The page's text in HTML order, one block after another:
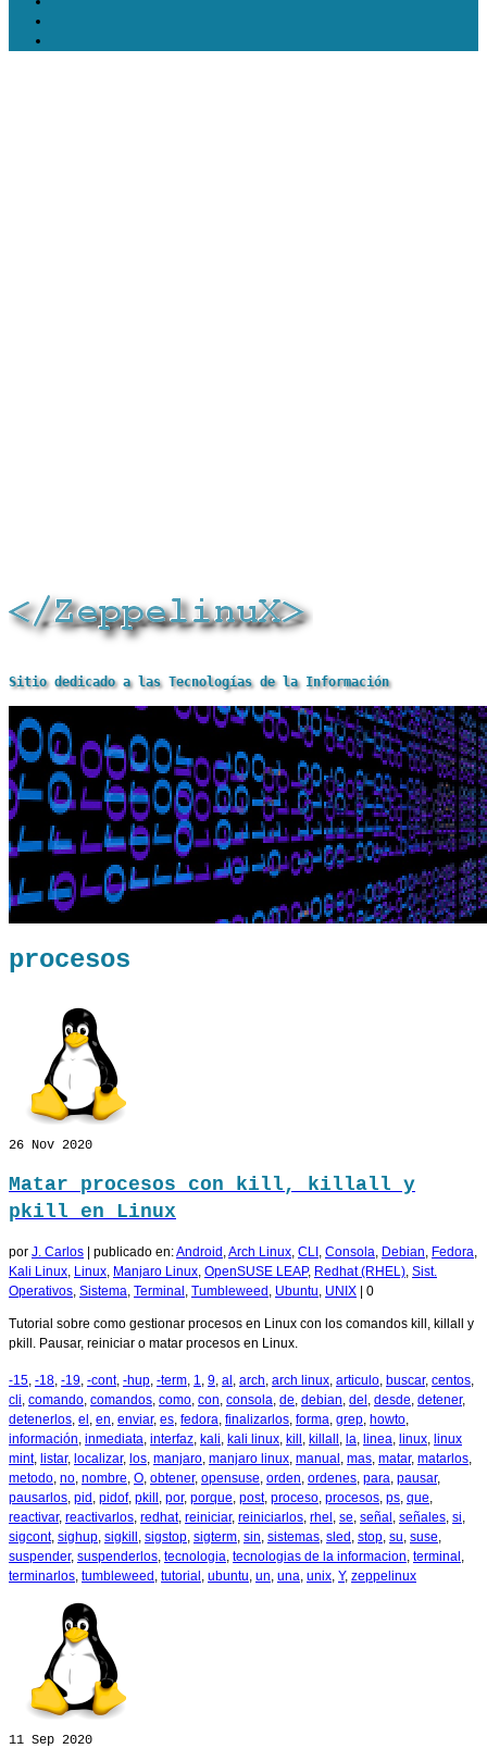
Sitio dedicado a las Tecnologías de la Información
procesos
26 Nov 2020
Matar procesos con kill, killall y
pkill en Linux
por J. Carlos publicado en:Android ,Arch Linux, CLI , Consola, Debian, Fedora,
Kali Linux, Linux, Manjaro Linux, OpenSUSE LEAP, Redhat (RHEL), Sist.
Operativos, Sistema, Terminal , Tumbleweed , Ubuntu, UNIX 0
Tutorial sobre como gestionar procesos en Linux con los comandos kill, killall y
pkill. Pausar, reiniciar o matar procesos en Linux.
-15, -18, -19, -cont, -hup, -term, 1, 9, al , arch, arch linux, articulo, buscar, centos,
cli, comando, comandos, como, con, consola, de, debian, del , desde, detener,
detenerlos, el , en, enviar, es, fedora, finalizarlos, forma, grep, howto,
información, inmediata, interfaz, kali, kali linux, kill , killall , la, linea, linux, linux
mint, listar, localizar, los, manjaro, manjaro linux, manual , mas, matar, matarlos,
metodo, no, nombre, O, obtener, opensuse, orden, ordenes, para, pausar,
pausarlos, pid , pidof, pkill , por, porque, post, proceso, procesos, ps, que,
reactivar, reactivarlos, redhat, reiniciar, reiniciarlos, rhel , se, señal , señales, si,
sigcont, sighup, sigkill , sigstop, sigterm, sin, sistemas, sled , stop, su, suse,
suspender, suspenderlos, tecnologia, tecnologias de la informacion, terminal ,
terminarlos, tumbleweed , tutorial , ubuntu, un, una, unix, Y, zeppelinux
11 Sep 2020